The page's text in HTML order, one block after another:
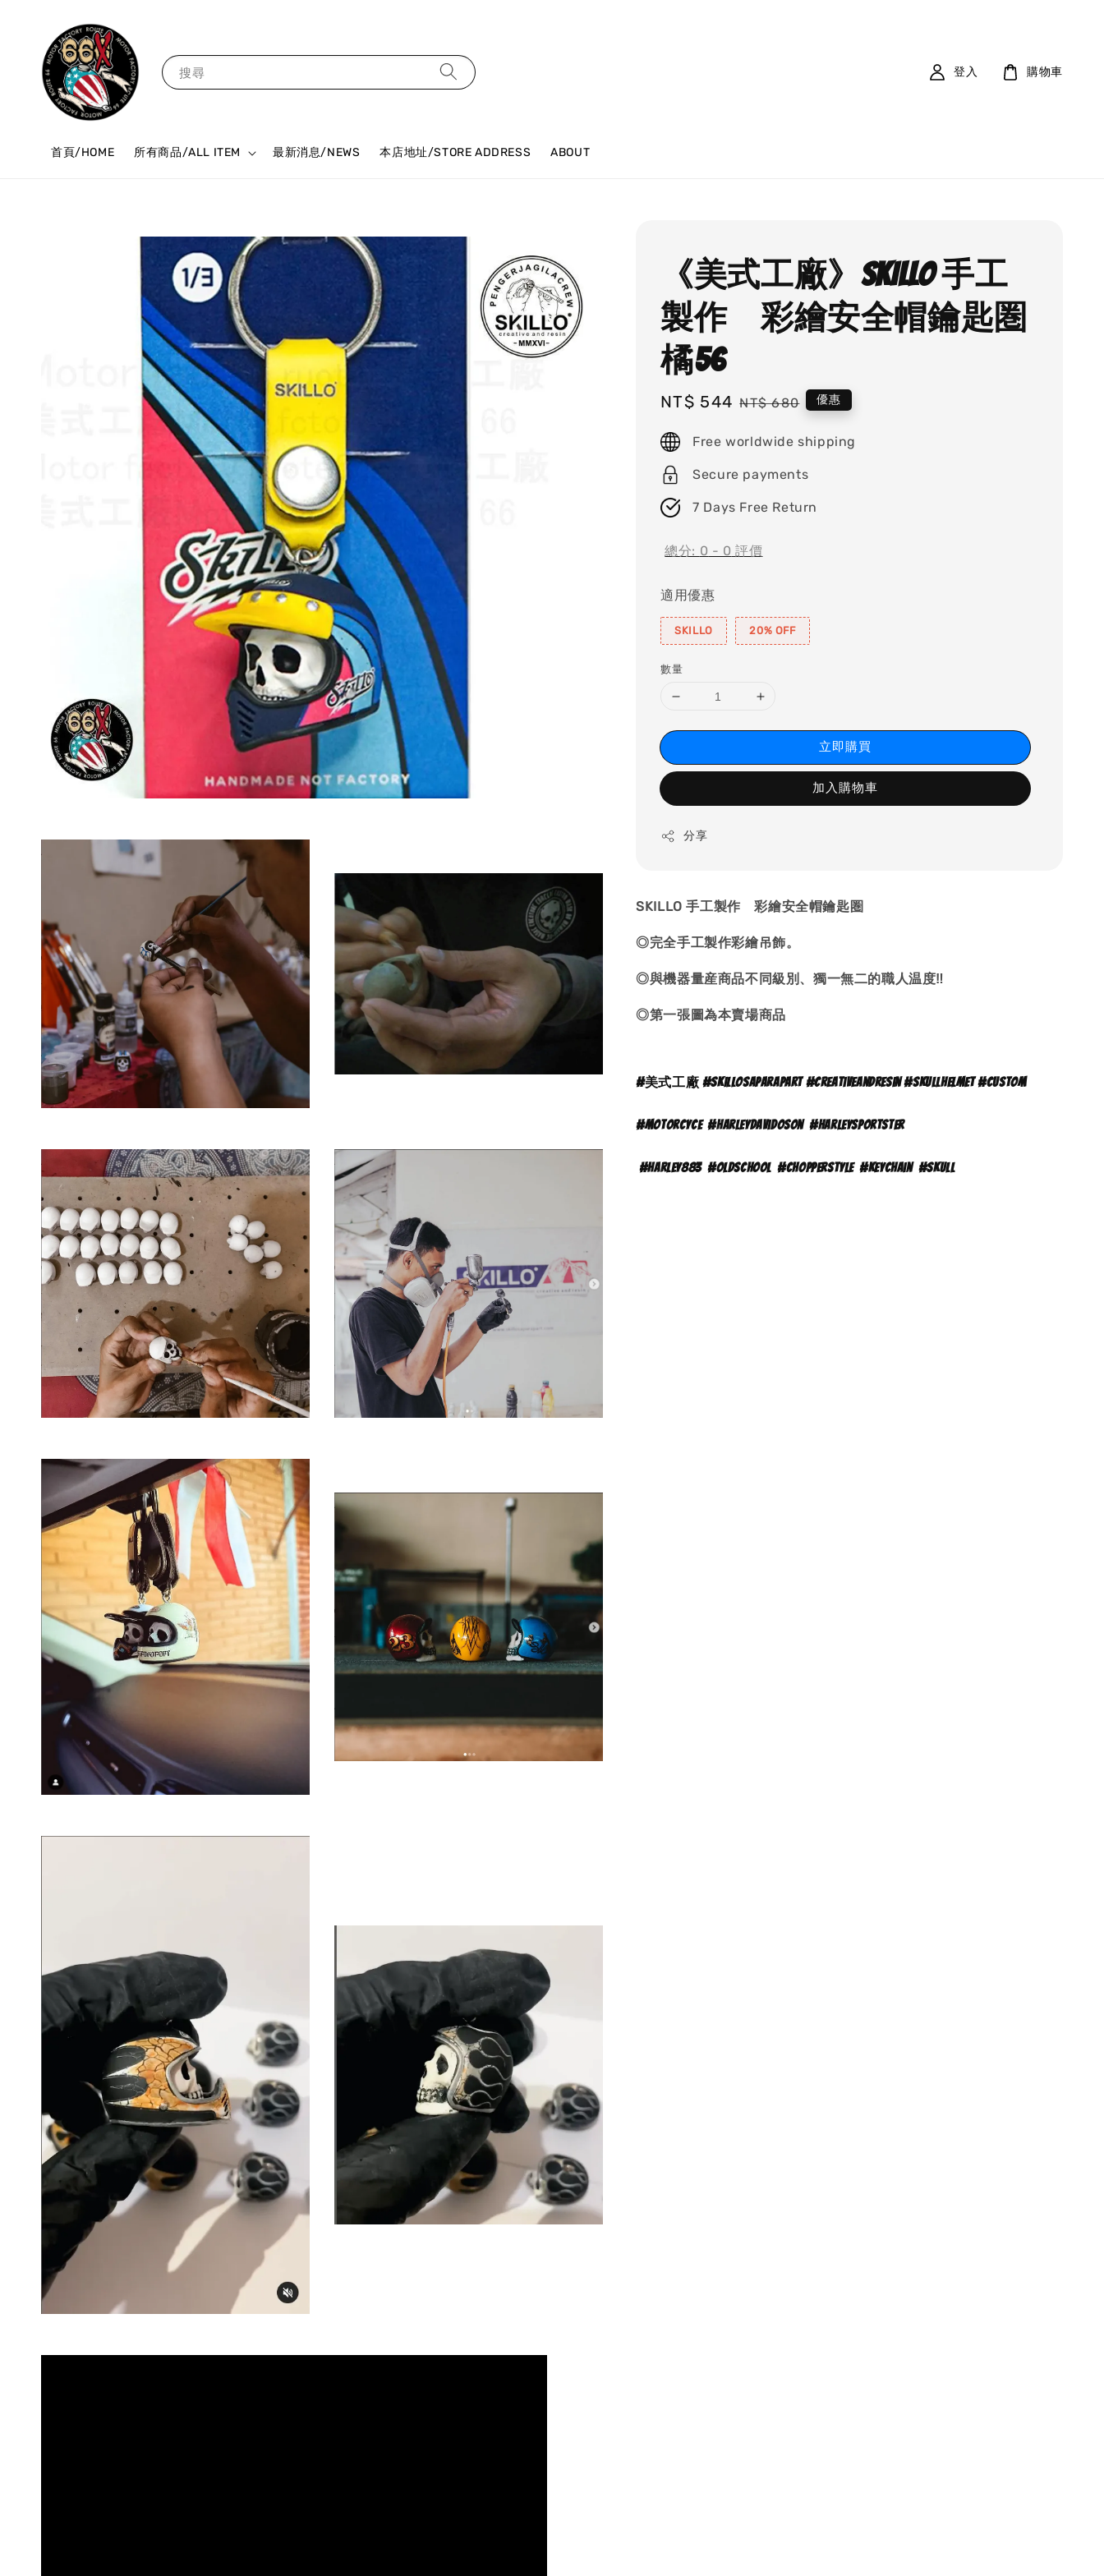
搜尋
首頁/HOME 所有商品/ALL ITEM 最新消息/NEWS 本店地址/STORE ADDRESS ABOUT
登入 購物車
《美式工廠》SKILLO 手工
製作 彩繪安全帽鑰匙圏
橘56
Sale
NT$ 544 Regular
NT$ 680 優惠
Free worldwide shipping
Secure payments
7 Days Free Return
總分: 0 - 0 評價
適用優惠
SKILLO 20% OFF
數量
立即購買
加入購物車
分享
SKILLO 手工製作 彩繪安全帽鑰匙圏
◎完全手工製作彩繪吊飾。
◎與機器量産商品不同級別、獨一無二的職人温度‼
◎第一張圖為本賣場商品
#美式工廠 #skillosaparapart #creativeandresin #skullhelmet #custom
#motorcyce#harleydavidoson #harleysportster
#harley883 #oldschool #chopperstyle #keychain #skull